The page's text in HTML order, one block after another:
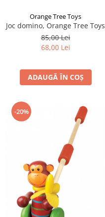
Orange Tree Toys
Joc domino, Orange Tree Toys
85,00 Lei
68,00 Lei
ADAUGĂ ÎN COȘ
-20%